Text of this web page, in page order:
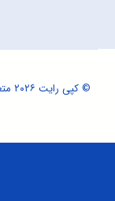
© کپی رایت ۲۰۲۶ متعلق به ثبت کریم خان می باشد.